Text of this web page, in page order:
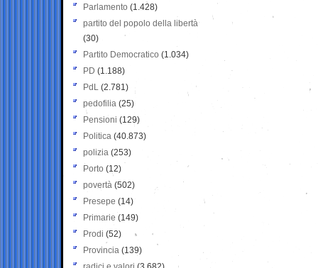
Parlamento (1.428)
partito del popolo della libertà
(30)
Partito Democratico (1.034)
PD (1.188)
PdL (2.781)
pedofilia (25)
Pensioni (129)
Politica (40.873)
polizia (253)
Porto (12)
povertà (502)
Presepe (14)
Primarie (149)
Prodi (52)
Provincia (139)